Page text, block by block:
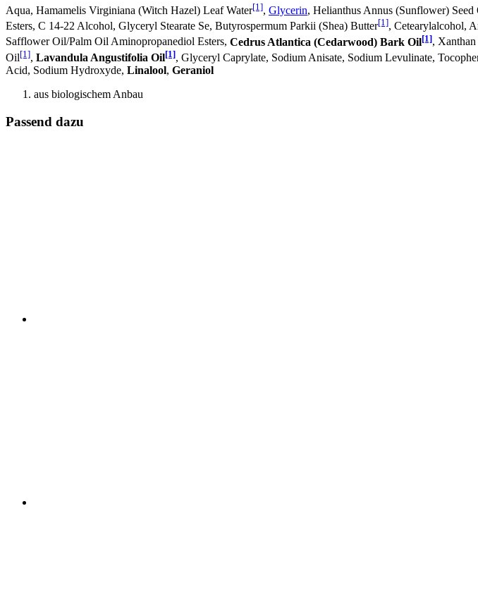
Aqua, Hamamelis Virginiana (Witch Hazel) Leaf Water[1], Glycerin, Helianthus Annus (Sunflower)
Esters, C 14-22 Alcohol, Glyceryl Stearate Se, Butyrospermum Parkii (Shea) Butter[1], Cetearylalcohol,
Safflower Oil/Palm Oil Aminopropanediol Esters, Cedrus Atlantica (Cedarwood) Bark Oil[1],
Oil[1], Lavandula Angustifolia Oil[1], Glyceryl Caprylate, Sodium Anisate, Sodium Levulinate,
Acid, Sodium Hydroxyde, Linalool, Geraniol
aus biologischem Anbau
Passend dazu